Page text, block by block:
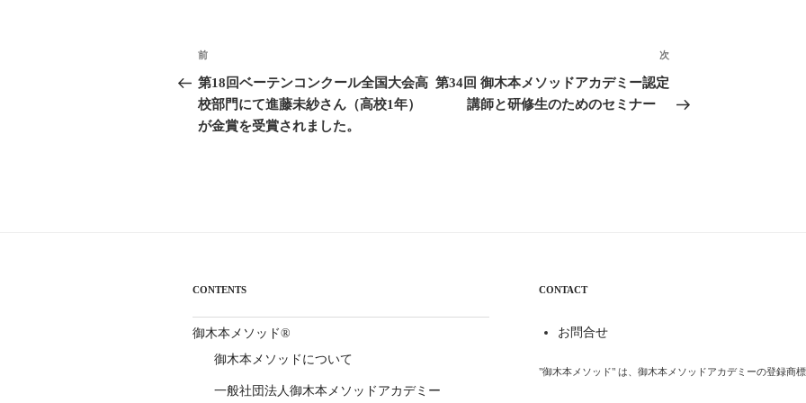
投
稿
ナ
前
の
投
稿
前
第18回ベーテンコンクール全国大会高
校部門にて進藤未紗さん（高校1年）
が金賞を受賞されました。
次
投
次
第34回 御木本メソッドアカデミー認定
講師と研修生のためのセミナー
CONTENTS
御木本メソッド®
御木本メソッドについて
一般社団法人御木本メソッドアカデミー
CONTACT
お問合せ
"御木本メソッド" は、御木本メソッドアカデミーの登録商